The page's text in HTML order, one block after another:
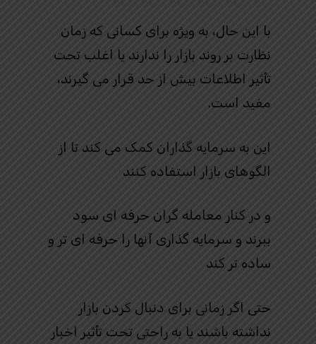
با این حال، به ویژه برای کسانی که زمان
نظارت بر روند بازار را ندارند یا اغلب تحت
تأثیر اطلاعات بیش از حد قرار می گیرند،
مفید است.
این به سرمایه گذاران کمک می کند تا از
الگوهای بازار استفاده کنند
و در کنار معامله گران حرفه ای سود
ببرند و سرمایه گذاری آنها را حرفه ای تر و
ساده تر کند
حتی اگر زمانی برای دنبال کردن بازار
نداشته باشند یا به راحتی تحت تأثیر اخبار